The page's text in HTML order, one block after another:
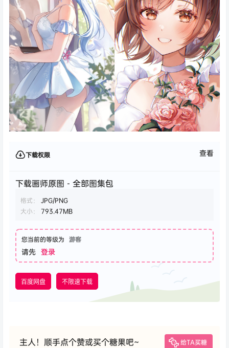
下载权限 查看
下载画师原图 - 全部图集包
格式：
JPG/PNG
大小：
793.47MB
您当前的等级为 游客
请先 登录
百度网盘 不限速下载
主人！顺手点个赞或买个糖果吧~ 给TA买糖